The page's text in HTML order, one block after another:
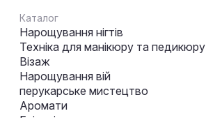
Каталог
Нарощування нігтів
Техніка для манікюру та педикюру
Візаж
Нарощування вій
перукарське мистецтво
Аромати